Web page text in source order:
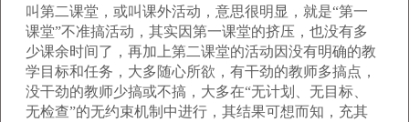
叫第二课堂，或叫课外活动，意思很明显，就是“第一
课堂”不准搞活动，其实因第一课堂的挤压，也没有多
少课余时间了，再加上第二课堂的活动因没有明确的教
学目标和任务，大多随心所欲，有干劲的教师多搞点，
没干劲的教师少搞或不搞，大多在“无计划、无目标、
无检查”的无约束机制中进行，其结果可想而知，充其